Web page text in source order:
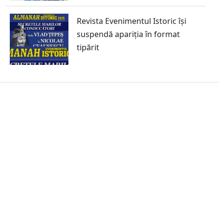
Revista Evenimentul Istoric își
suspendă apariția în format
tipărit